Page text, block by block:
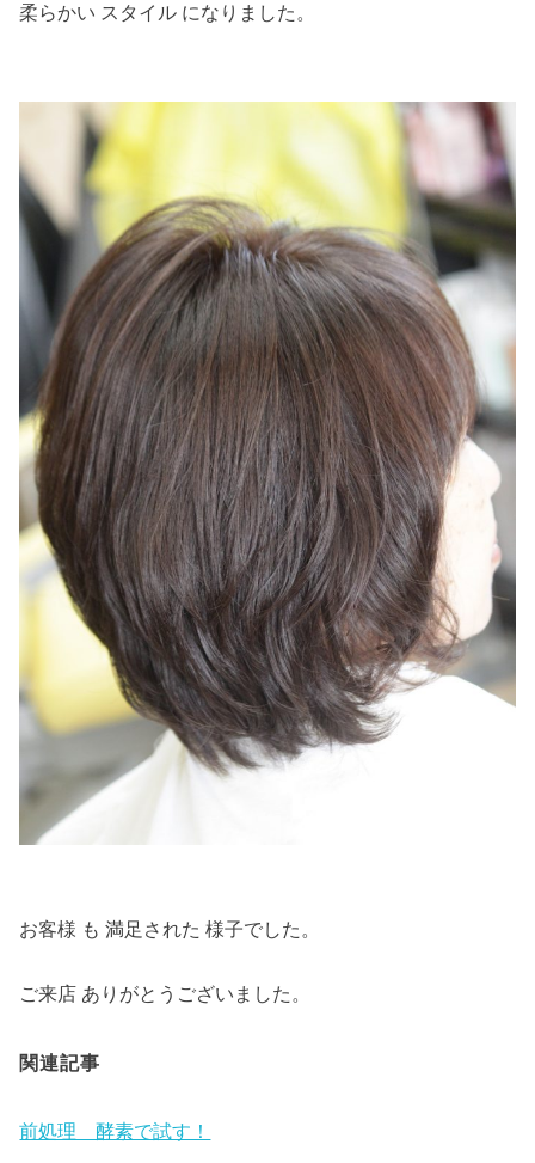
柔らかい スタイル になりました。
お客様 も 満足された 様子でした。
ご来店 ありがとうございました。
関連記事
前処理 酵素で試す！